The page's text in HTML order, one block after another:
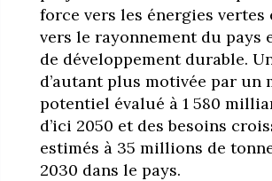
force vers les énergies vertes
vers le rayonnement du pays
de développement durable.
d’autant plus motivée par un
potentiel évalué à 1 580
d’ici 2050 et des besoins
estimés à 35 millions de
2030 dans le pays.